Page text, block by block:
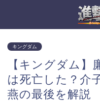
キングダム
【キングダム】
は死亡した？介
燕の最後を解説